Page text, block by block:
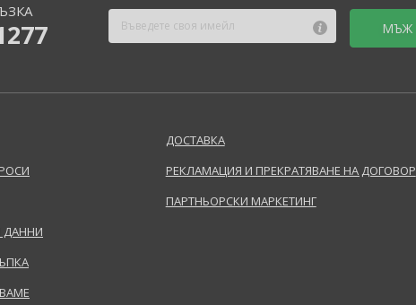
MЪЖ
ДАННИ
ДОСТАВКА
РЕКЛАМАЦИЯ И ПРЕКРАТЯВАНЕ НА ДОГОВОР
ПАРТНЬОРСКИ МАРКЕТИНГ